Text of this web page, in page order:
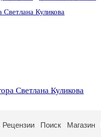
Светлана Куликова
Светлана Куликова
Рецензии Поиск Магазин